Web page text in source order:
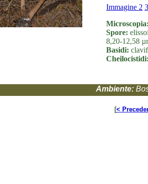
Immagine 2 3
Spore:
8,20-12,58
Basidi:
Ambiente:
[<